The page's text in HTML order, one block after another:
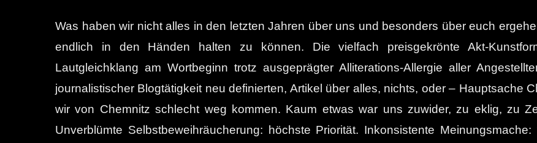
Was haben wir nicht alles in den letzten Jahren über uns und besonders über euch
endlich in den Händen halten zu können. Die vielfach preisgekrönte Akt-
Lautgleichklang am Wortbeginn trotz ausgeprägter Alliterations-Allergie aller
journalistischer Blogtätigkeit neu definierten, Artikel über alles, nichts, oder – Hauptsache
wir von Chemnitz schlecht weg kommen. Kaum etwas war uns zuwider, zu eklig, zu
Unverblümte Selbstbeweihräucherung: höchste Priorität. Inkonsistente